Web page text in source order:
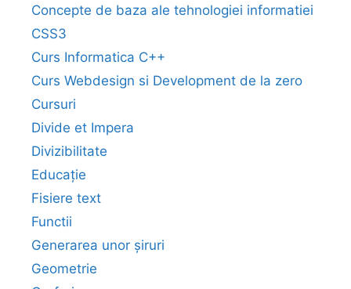
Concepte de baza ale tehnologiei informatiei
CSS3
Curs Informatica C++
Curs Webdesign si Development de la zero
Cursuri
Divide et Impera
Divizibilitate
Educație
Fisiere text
Functii
Generarea unor șiruri
Geometrie